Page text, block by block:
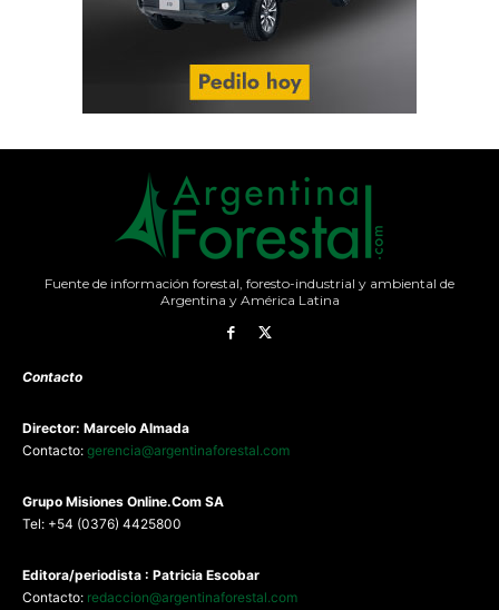
Fuente de información forestal, foresto-industrial y ambiental de
Argentina y América Latina
Contacto
Director: Marcelo Almada
Contacto: gerencia@argentinaforestal.com
Grupo Misiones Online.Com SA
Tel: +54 (0376) 4425800
Editora/periodista : Patricia Escobar
Contacto: redaccion@argentinaforestal.com